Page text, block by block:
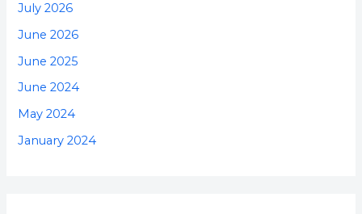
July 2026
June 2026
June 2025
June 2024
May 2024
January 2024